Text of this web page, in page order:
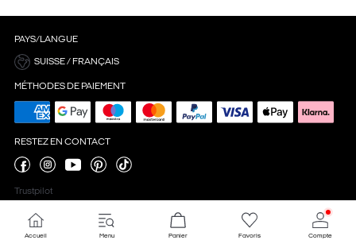
PAYS/LANGUE
SUISSE / FRANÇAIS
MÉTHODES DE PAIEMENT
RESTEZ EN CONTACT
Trustpilot
Accueil Menu Panier Favoris Compte